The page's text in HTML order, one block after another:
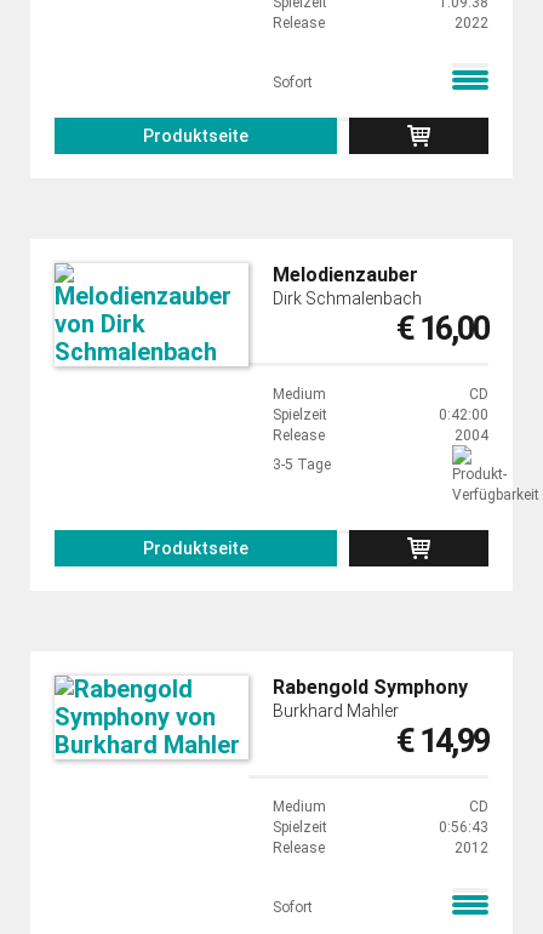
Release
2022
Sofort
Produktseite
Melodienzauber
Dirk Schmalenbach
€ 16,00
Medium
CD
Spielzeit
0:42:00
Release
2004
3-5 Tage
Produktseite
Rabengold Symphony
Burkhard Mahler
€ 14,99
Medium
CD
Spielzeit
0:56:43
Release
2012
Sofort